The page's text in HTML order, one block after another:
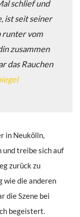
schlief und
ist seit seiner
runter vom
zusammen
das Rauchen
in Neukölln,
und treibe sich auf
zurück zu
wie die anderen
die Szene bei
begeistert.